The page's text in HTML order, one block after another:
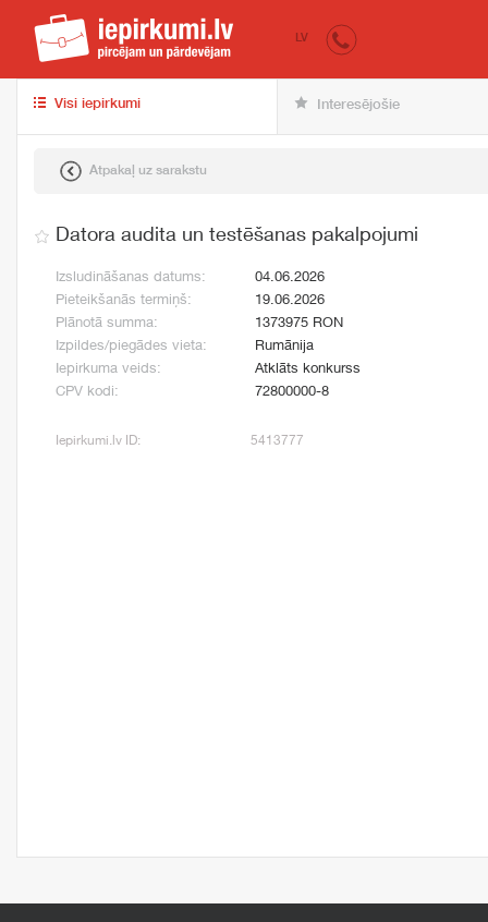
iepirkumi.lv
LV
Visi iepirkumi Interesējošie
Atpakaļ uz sarakstu
Datora audita un testēšanas pakalpojumi
Izsludināšanas datums:
04.06.2026
Pieteikšanās termiņš:
19.06.2026
Plānotā summa:
1373975 RON
Izpildes/piegādes vieta:
Rumānija
Iepirkuma veids:
Atklāts konkurss
CPV kodi:
72800000-8
Iepirkumi.lv ID: 5413777